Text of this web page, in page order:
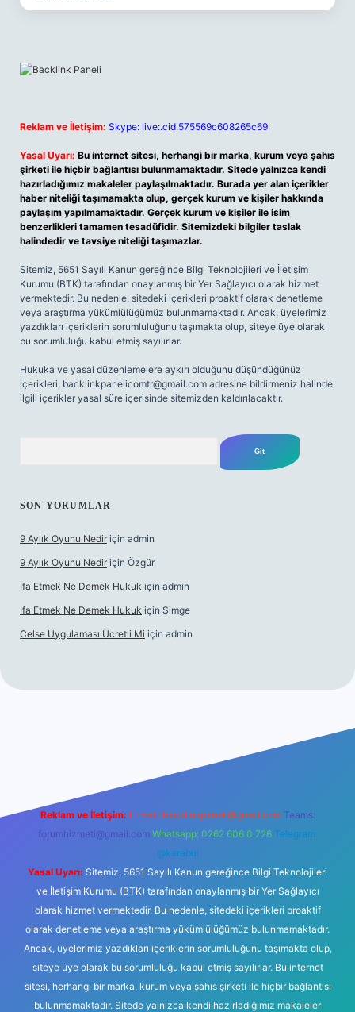
Reklam ve İletişim: Skype: live:.cid.575569c608265c69
Yasal Uyarı: Bu internet sitesi, herhangi bir marka, kurum veya şahıs
şirketi ile hiçbir bağlantısı bulunmamaktadır. Sitede yalnızca kendi
hazırladığımız makaleler paylaşılmaktadır. Burada yer alan içerikler
haber niteliği taşımamakta olup, gerçek kurum ve kişiler hakkında
paylaşım yapılmamaktadır. Gerçek kurum ve kişiler ile isim
benzerlikleri tamamen tesadüfidir. Sitemizdeki bilgiler taslak
halindedir ve tavsiye niteliği taşımazlar.
Sitemiz, 5651 Sayılı Kanun gereğince Bilgi Teknolojileri ve İletişim
Kurumu (BTK) tarafından onaylanmış bir Yer Sağlayıcı olarak hizmet
vermektedir. Bu nedenle, sitedeki içerikleri proaktif olarak denetleme
veya araştırma yükümlülüğümüz bulunmamaktadır. Ancak, üyelerimiz
yazdıkları içeriklerin sorumluluğunu taşımakta olup, siteye üye olarak
bu sorumluluğu kabul etmiş sayılırlar.
Hukuka ve yasal düzenlemelere aykırı olduğunu düşündüğünüz
içerikleri, backlinkpanelicomtr@gmail.com adresine bildirmeniz halinde,
ilgili içerikler yasal süre içerisinde sitemizden kaldırılacaktır.
SON YORUMLAR
9 Aylık Oyunu Nedir için admin
9 Aylık Oyunu Nedir için Özgür
Ifa Etmek Ne Demek Hukuk için admin
Ifa Etmek Ne Demek Hukuk için Simge
Celse Uygulaması Ücretli Mi için admin
Reklam ve İletişim: E-mail: backlinkpaneli@gmail.com Teams:
forumhizmeti@gmail.com Whatsapp: 0262 606 0 726 Telegram:
@karabul
Yasal Uyarı: Sitemiz, 5651 Sayılı Kanun gereğince Bilgi Teknolojileri
ve İletişim Kurumu (BTK) tarafından onaylanmış bir Yer Sağlayıcı
olarak hizmet vermektedir. Bu nedenle, sitedeki içerikleri proaktif
olarak denetleme veya araştırma yükümlülüğümüz bulunmamaktadır.
Ancak, üyelerimiz yazdıkları içeriklerin sorumluluğunu taşımakta olup,
siteye üye olarak bu sorumluluğu kabul etmiş sayılırlar. Bu internet
sitesi, herhangi bir marka, kurum veya şahıs şirketi ile hiçbir bağlantısı
bulunmamaktadır. Sitede yalnızca kendi hazırladığımız makaleler